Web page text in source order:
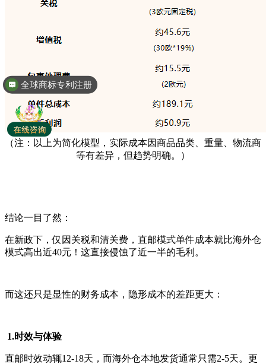
（注：以上为简化模型，实际成本因商品品类、重量、物流商
等有差异，但趋势明确。）
结论一目了然：
在新政下，仅因关税和清关费，直邮模式单件成本就比海外仓
模式高出近40元！这直接侵蚀了近一半的毛利。
而这还只是显性的财务成本，隐形成本的差距更大：
1.时效与体验
直邮时效动辄12-18天，而海外仓本地发货通常只需2-5天。更
全球商标专利注册